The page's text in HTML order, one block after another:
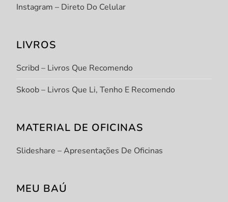
Instagram – Direto Do Celular
LIVROS
Scribd – Livros Que Recomendo
Skoob – Livros Que Li, Tenho E Recomendo
MATERIAL DE OFICINAS
Slideshare – Apresentações De Oficinas
MEU BAÚ